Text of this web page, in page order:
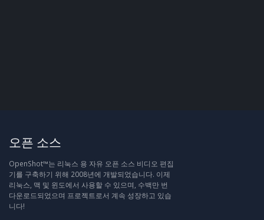
오픈 소스
OpenShot™는 리눅스 용 자유 오픈 소스 비디오 편집
기를 구축하기 위해 2008년에 개발되었습니다. 이제
리눅스, 맥 및 윈도에서 사용할 수 있으며, 수백만 번
다운로드되었으며 프로젝트로서 계속 성장하고 있습
니다!